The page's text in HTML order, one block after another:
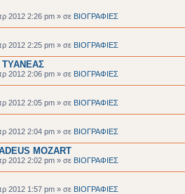
2012 2:26 pm » σε BIOΓΡΑΦΙΕΣ
2012 2:25 pm » σε BIOΓΡΑΦΙΕΣ
2012 2:06 pm » σε BIOΓΡΑΦΙΕΣ
2012 2:05 pm » σε BIOΓΡΑΦΙΕΣ
2012 2:04 pm » σε BIOΓΡΑΦΙΕΣ
MOZART
2012 2:02 pm » σε BIOΓΡΑΦΙΕΣ
2012 1:57 pm » σε BIOΓΡΑΦΙΕΣ